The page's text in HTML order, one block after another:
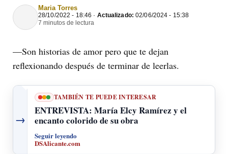
Maria Torres
28/10/2022 - 18:46 · Actualizado: 02/06/2024 - 15:38
7 minutos de lectura
—Son historias de amor pero que te dejan
reflexionando después de terminar de leerlas.
→
TAMBIÉN TE PUEDE INTERESAR
ENTREVISTA: María Elcy Ramírez y el
encanto colorido de su obra
Seguir leyendo
DSAlicante.com